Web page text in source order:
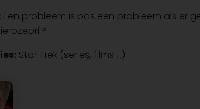
Een probleem is pas een probleem als er
Star Trek (series, films ...)